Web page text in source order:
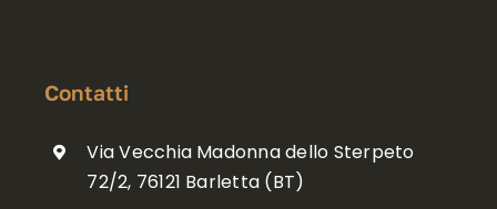
Contatti
Via Vecchia Madonna dello Sterpeto
72/2, 76121 Barletta (BT)